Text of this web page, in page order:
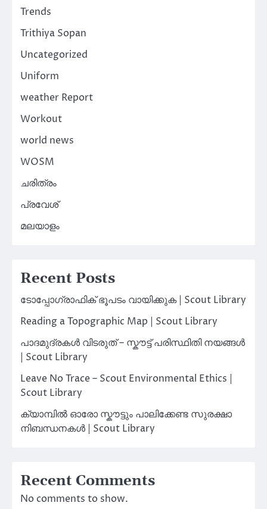
Trends
Trithiya Sopan
Uncategorized
Uniform
weather Report
Workout
world news
WOSM
ചരിത്രം
പ്രവേശ്
മലയാളം
Recent Posts
ടോപ്പോഗ്രാഫിക് ഭൂപടം വായിക്കുക | Scout Library
Reading a Topographic Map | Scout Library
പാദമുദ്രകൾ വിടരുത് – സ്കൗട്ട് പരിസ്ഥിതി നയങ്ങൾ
| Scout Library
Leave No Trace – Scout Environmental Ethics |
Scout Library
ക്യാമ്പിൽ ഓരോ സ്കൗട്ടും പാലിക്കേണ്ട സുരക്ഷാ
നിബന്ധനകൾ | Scout Library
Recent Comments
No comments to show.